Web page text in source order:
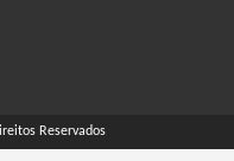
Reservados